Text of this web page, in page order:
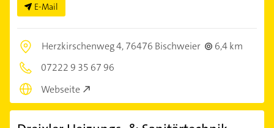
E-Mail
Herzkirschenweg 4,76476 Bischweier
6,4 km
07222 9 35 67 96
Webseite